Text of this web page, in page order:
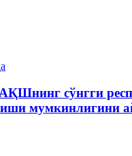
сўнгги
мумкинлигини